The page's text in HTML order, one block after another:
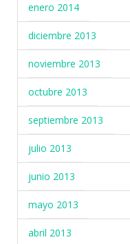
enero 2014
diciembre 2013
noviembre 2013
octubre 2013
septiembre 2013
julio 2013
junio 2013
mayo 2013
abril 2013